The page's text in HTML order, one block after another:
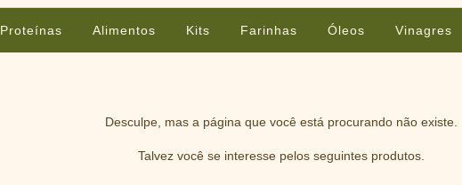
Proteínas Alimentos Kits Farinhas Óleos Vinagres
Desculpe, mas a página que você está procurando não existe.
Talvez você se interesse pelos seguintes produtos.